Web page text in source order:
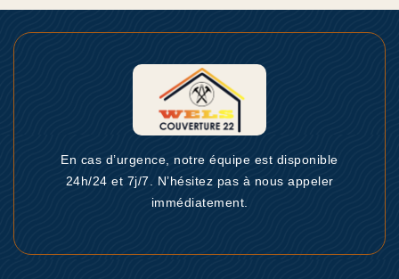
En cas d’urgence, notre équipe est disponible
24h/24 et 7j/7. N’hésitez pas à nous appeler
immédiatement.